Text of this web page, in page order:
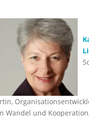
Wandel und